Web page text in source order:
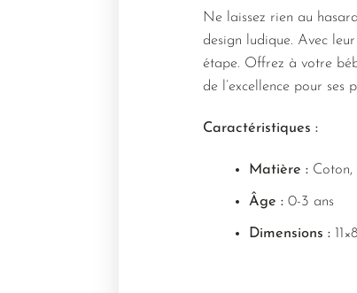
Ne laissez rien au
design ludique. Avec
étape. Offrez à votre
de l’excellence pour ses
Caractéristiques :
Matière :Coton,
Âge :0-3 ans
Dimensions :